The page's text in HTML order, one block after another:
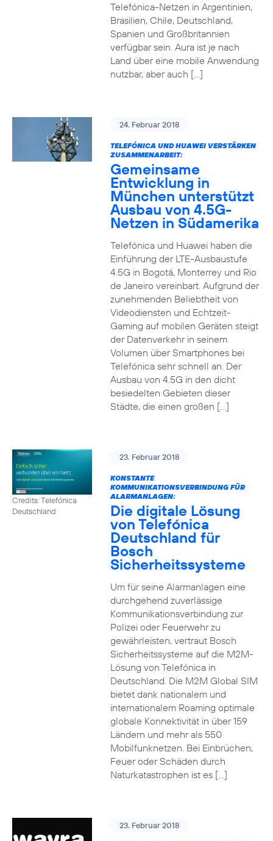
Telefónica-Netzen in Argentinien,
Brasilien, Chile, Deutschland,
Spanien und Großbritannien
verfügbar sein. Aura ist je nach
Land über eine mobile Anwendung
nutzbar, aber auch […]
24. Februar 2018
TELEFÓNICA UND HUAWEI VERSTÄRKEN
ZUSAMMENARBEIT:
Gemeinsame
Entwicklung in
München unterstützt
Ausbau von 4.5G-
Netzen in Südamerika
Telefónica und Huawei haben die
Einführung der LTE-Ausbaustufe
4.5G in Bogotá, Monterrey und Rio
de Janeiro vereinbart. Aufgrund der
zunehmenden Beliebtheit von
Videodiensten und Echtzeit-
Gaming auf mobilen Geräten steigt
der Datenverkehr in seinem
Volumen über Smartphones bei
Telefónica sehr schnell an. Der
Ausbau von 4.5G in den dicht
besiedelten Gebieten dieser
Städte, die einen großen […]
Credits: Telefónica
Deutschland
23. Februar 2018
KONSTANTE
KOMMUNIKATIONSVERBINDUNG FÜR
ALARMANLAGEN:
Die digitale Lösung
von Telefónica
Deutschland für
Bosch
Sicherheitssysteme
Um für seine Alarmanlagen eine
durchgehend zuverlässige
Kommunikationsverbindung zur
Polizei oder Feuerwehr zu
gewährleisten, vertraut Bosch
Sicherheitssysteme auf die M2M-
Lösung von Telefónica in
Deutschland. Die M2M Global SIM
bietet dank nationalem und
internationalem Roaming optimale
globale Konnektivität in über 159
Ländern und mehr als 550
Mobilfunknetzen. Bei Einbrüchen,
Feuer oder Schäden durch
Naturkatastrophen ist es […]
23. Februar 2018